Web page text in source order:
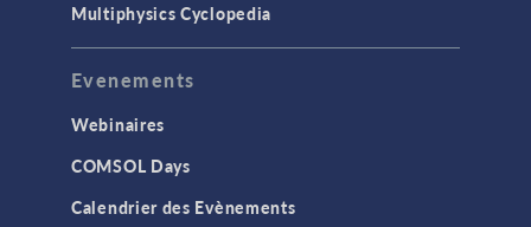
Multiphysics Cyclopedia
Evenements
Webinaires
COMSOL Days
Calendrier des Evènements